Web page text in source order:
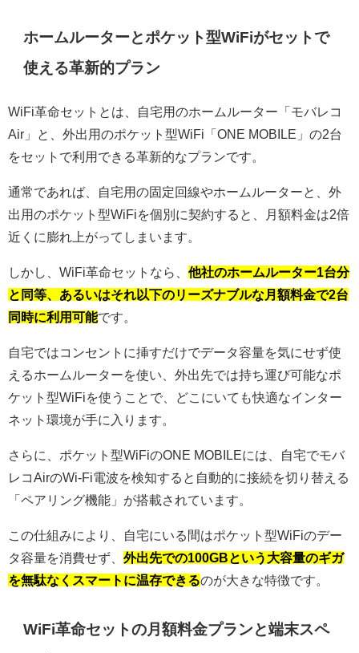
ホームルーターとポケット型WiFiがセットで
使える革新的プラン
WiFi革命セットとは、自宅用のホームルーター「モバレコ
Air」と、外出用のポケット型WiFi「ONE MOBILE」の2台
をセットで利用できる革新的なプランです。
通常であれば、自宅用の固定回線やホームルーターと、外
出用のポケット型WiFiを個別に契約すると、月額料金は2倍
近くに膨れ上がってしまいます。
しかし、WiFi革命セットなら、 他社のホームルーター1台分
と同等、あるいはそれ以下のリーズナブルな月額料金で2台
同時に利用可能です。
自宅ではコンセントに挿すだけでデータ容量を気にせず使
えるホームルーターを使い、外出先では持ち運び可能なポ
ケット型WiFiを使うことで、どこにいても快適なインター
ネット環境が手に入ります。
さらに、ポケット型WiFiのONE MOBILEには、自宅でモバ
レコAirのWi-Fi電波を検知すると自動的に接続を切り替える
「ペアリング機能」が搭載されています。
この仕組みにより、自宅にいる間はポケット型WiFiのデー
タ容量を消費せず、 外出先での100GBという大容量のギガ
を無駄なくスマートに温存できるのが大きな特徴です。
WiFi革命セットの月額料金プランと端末スペ